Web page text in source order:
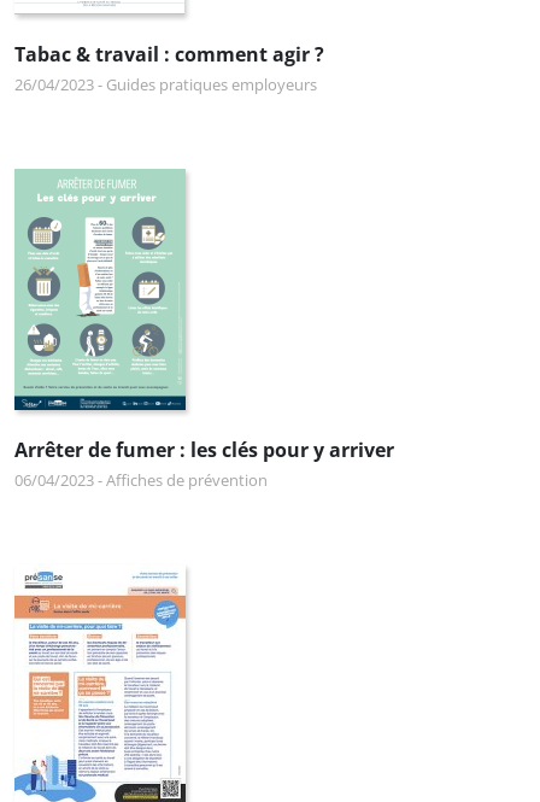
Tabac & travail : comment agir ?
26/04/2023- Guides pratiques employeurs
Arrêter de fumer : les clés pour y arriver
06/04/2023-Affiches de prévention